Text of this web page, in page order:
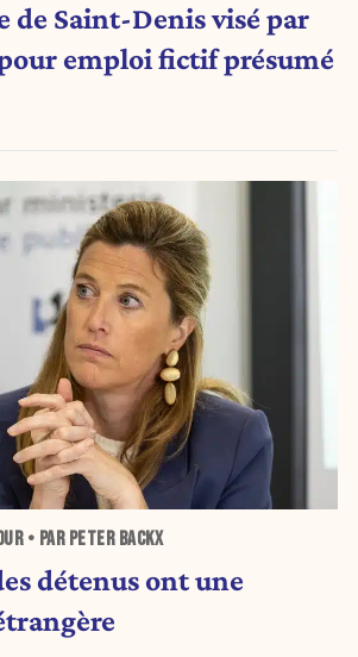
de Saint-Denis visé par
emploi fictif présumé
• PAR PETER BACKX
détenus ont une